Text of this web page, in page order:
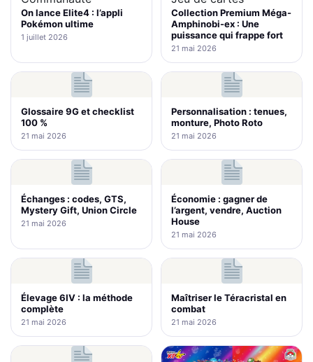
On lance Elite4 : l’appli
Pokémon ultime
1 juillet 2026
Collection Premium Méga-
Amphinobi-ex : Une
puissance qui frappe fort
21 mai 2026
Glossaire 9G et checklist
100 %
21 mai 2026
Personnalisation : tenues,
monture, Photo Roto
21 mai 2026
Échanges : codes, GTS,
Mystery Gift, Union Circle
21 mai 2026
Économie : gagner de
l’argent, vendre, Auction
House
21 mai 2026
Élevage 6IV : la méthode
complète
21 mai 2026
Maîtriser le Téracristal en
combat
21 mai 2026